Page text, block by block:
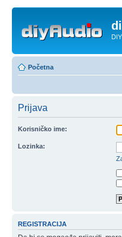
Početna
Prijava
Korisničko ime:
Lozinka:
REGISTRACIJA